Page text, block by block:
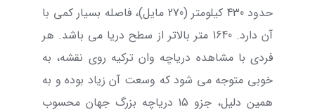
حدود 430 کیلومتر (270 مایل)، فاصله بسیار کمی با
آن دارد. 1640 متر بالاتر از سطح دریا می باشد. هر
فردی با مشاهده دریاچه وان ترکیه روی نقشه، به
خوبی متوجه می شود که وسعت آن زیاد بوده و به
همین دلیل، جزو 15 دریاچه بزرگ جهان محسوب